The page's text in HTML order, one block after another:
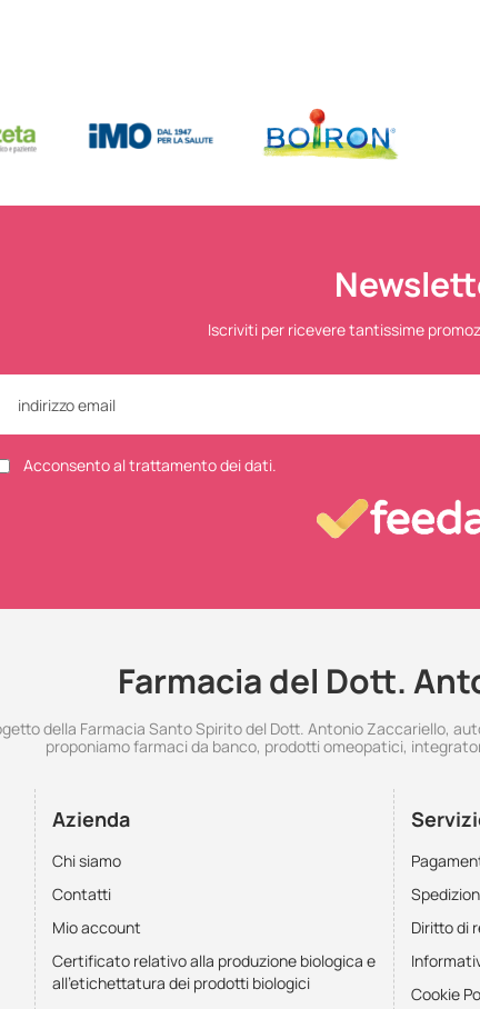
Iscriviti per ricevere tantissime
Acconsento al trattamento dei dati.
Farmacia del Dott.
della Farmacia Santo Spirito del Dott. Antonio Zaccariello,
proponiamo farmaci da banco, prodotti omeopatici,
Azienda
Chi siamo
Contatti
Mio account
Certificato relativo alla produzione biologica e
all'etichettatura dei prodotti biologici
Diritto di
Cookie